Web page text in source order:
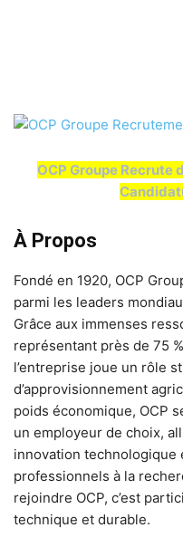
OCP Groupe Recrute
À Propos
Fondé en 1920, OCP
parmi les leaders
Grâce aux immenses
représentant près de 75
l’entreprise joue un rôle
d’approvisionnement
poids économique, OCP
un employeur de choix,
innovation technologique
professionnels à la
rejoindre OCP, c’est
technique et durable.